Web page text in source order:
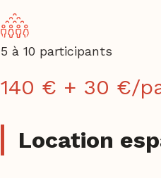
5 à 10 participants
140 € + 30 €/
Location